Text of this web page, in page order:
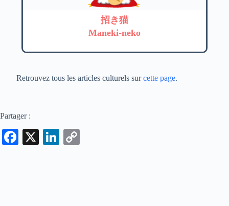
招き猫
Maneki-neko
Retrouvez tous les articles culturels surcette page.
Partager :
Fa
X
Li